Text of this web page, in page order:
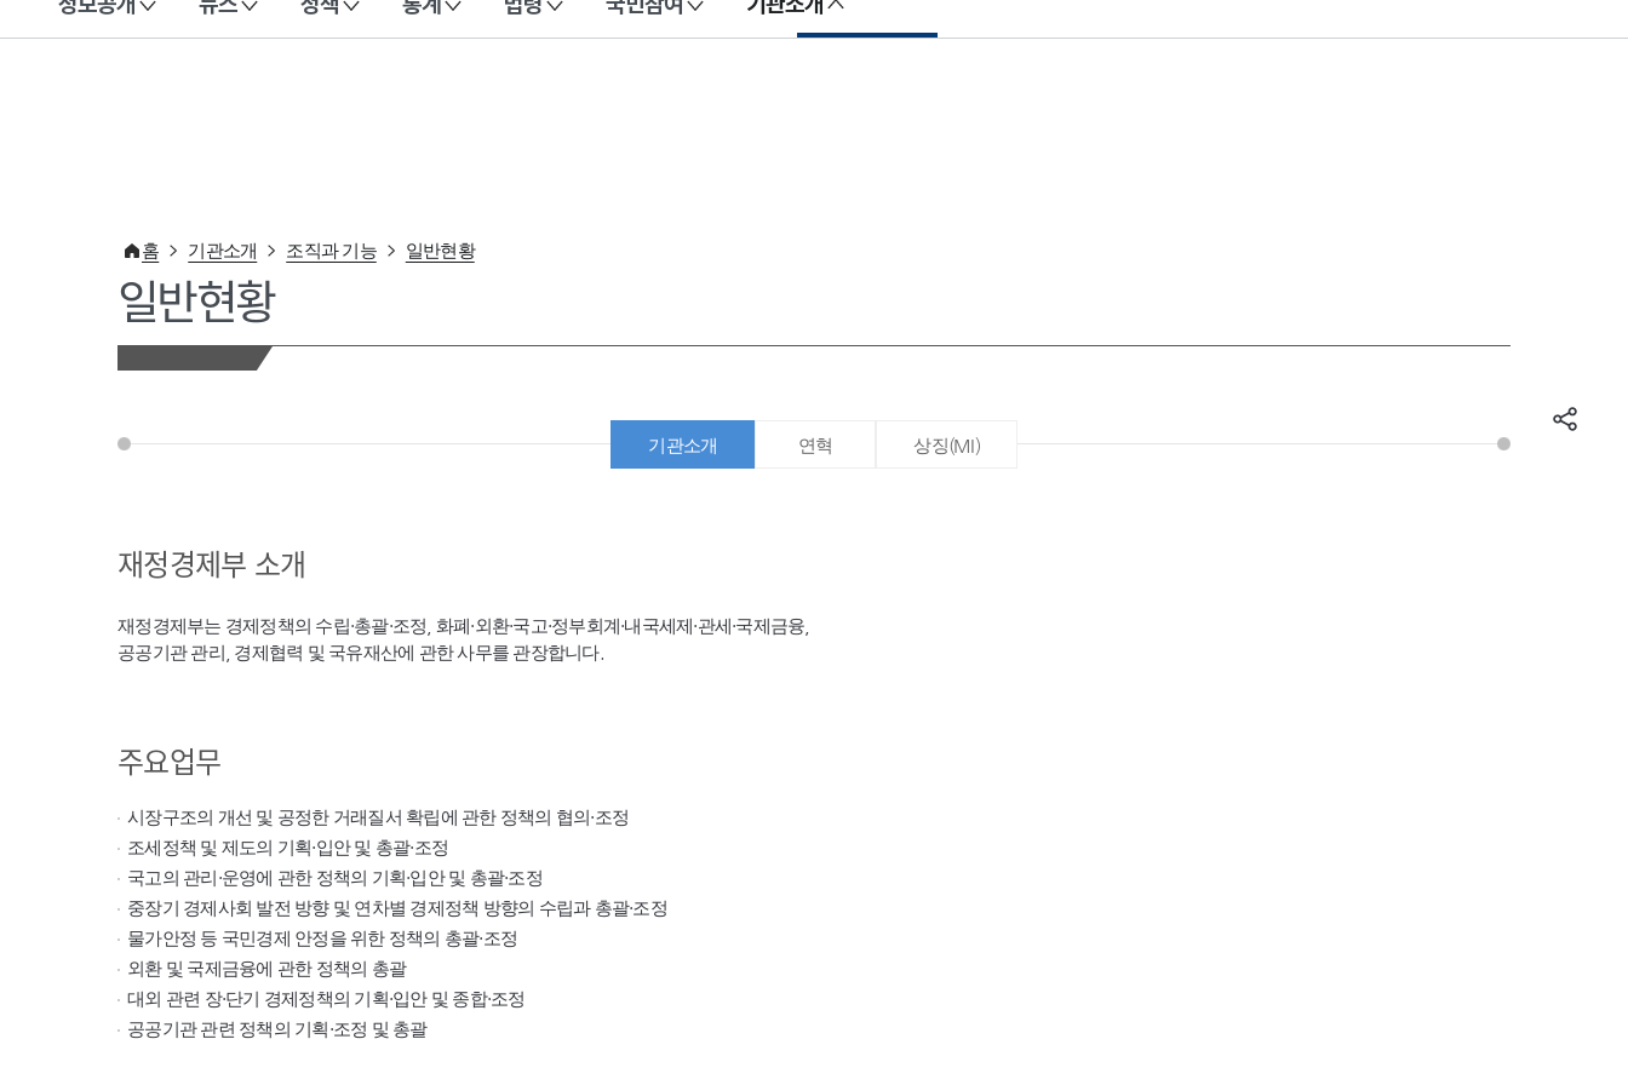
이 누리집은 대한민국 공식 전자정부 누리집입니다.
홈 기관소개 조직과 기능 일반현황
일반현황
기관소개 연혁 상징(MI)
재정경제부 소개
재정경제부는 경제정책의 수립·총괄·조정, 화폐·외환·국고·정부회계·내국세제·관세·국제금융,
공공기관 관리, 경제협력 및 국유재산에 관한 사무를 관장합니다.
주요업무
시장구조의 개선 및 공정한 거래질서 확립에 관한 정책의 협의·조정
조세정책 및 제도의 기획·입안 및 총괄·조정
국고의 관리·운영에 관한 정책의 기획·입안 및 총괄·조정
중장기 경제사회 발전 방향 및 연차별 경제정책 방향의 수립과 총괄·조정
물가안정 등 국민경제 안정을 위한 정책의 총괄·조정
외환 및 국제금융에 관한 정책의 총괄
대외 관련 장·단기 경제정책의 기획·입안 및 종합·조정
공공기관 관련 정책의 기획·조정 및 총괄